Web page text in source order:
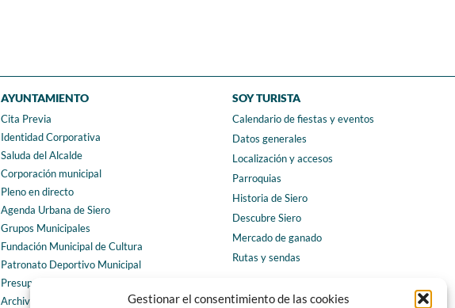
Gestionar el consentimiento de las cookies
AYUNTAMIENTO
Cita Previa
Identidad Corporativa
Saluda del Alcalde
Corporación municipal
Pleno en directo
Agenda Urbana de Siero
Grupos Municipales
Fundación Municipal de Cultura
Patronato Deportivo Municipal
Presupuestos municipales
Archivo municipal
SOY TURISTA
Calendario de fiestas y eventos
Datos generales
Localización y accesos
Parroquias
Historia de Siero
Descubre Siero
Mercado de ganado
Rutas y sendas
CONTACTO